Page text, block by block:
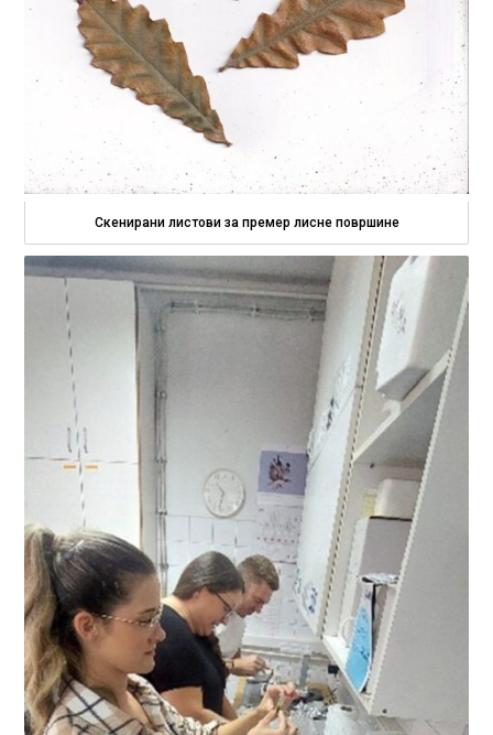
Скенирани листови за премер лисне површине